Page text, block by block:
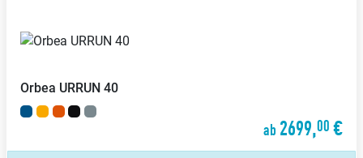
Orbea URRUN 40
ab 2699,00 €